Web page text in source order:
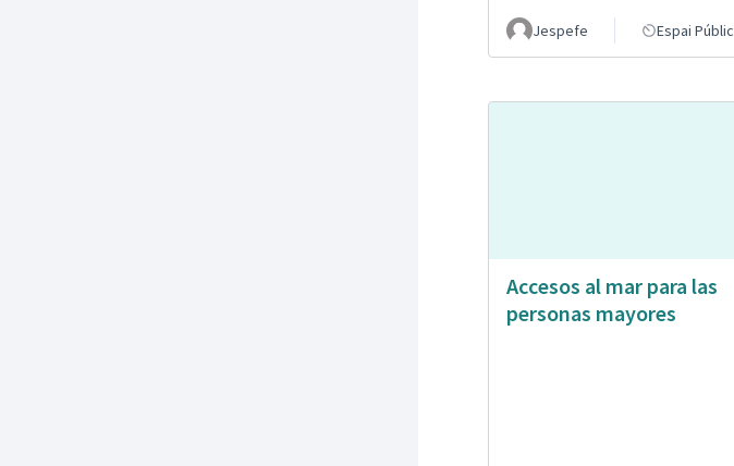
Jespefe Espai Públic
Accesos al mar para las
personas mayores